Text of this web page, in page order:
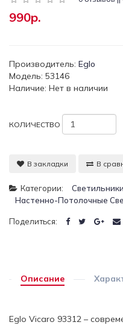
990р.
Производитель: Eglo
Модель: 53146
Наличие: Нет в наличии
КОЛИЧЕСТВО
В закладки В
Категории:
Светильники
Настенно-Потолочные
Поделиться:
Описание
Eglo Vicaro 93312 –